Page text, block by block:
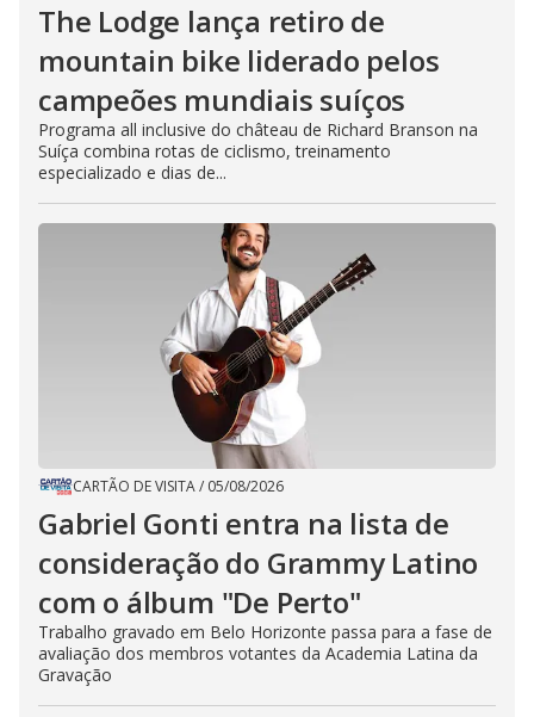
The Lodge lança retiro de
mountain bike liderado pelos
campeões mundiais suíços
Programa all inclusive do château de Richard Branson na
Suíça combina rotas de ciclismo, treinamento
especializado e dias de...
CARTÃO DE VISITA/ 05/08/2026
Gabriel Gonti entra na lista de
consideração do Grammy Latino
com o álbum "De Perto"
Trabalho gravado em Belo Horizonte passa para a fase de
avaliação dos membros votantes da Academia Latina da
Gravação